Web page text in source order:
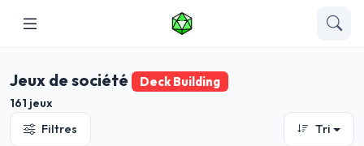
Jeux de société Deck Building
161 jeux
Filtres
Tri